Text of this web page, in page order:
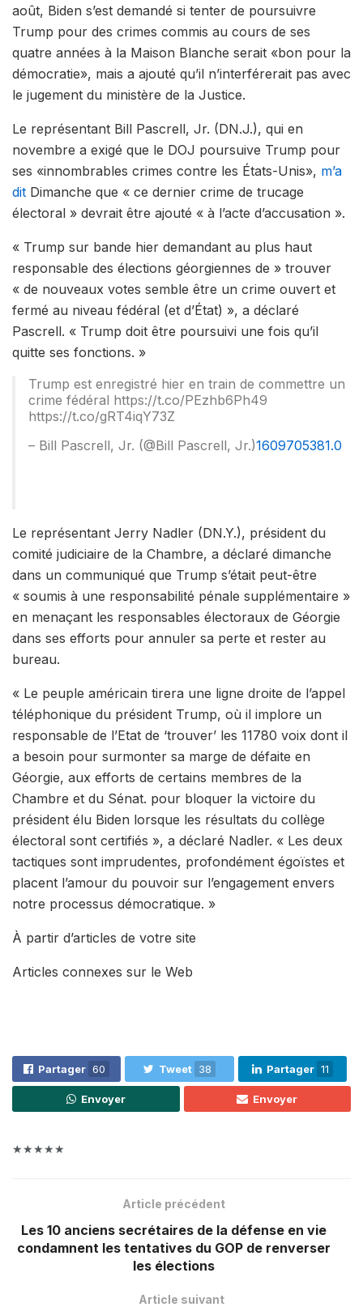
août, Biden s’est demandé si tenter de poursuivre
Trump pour des crimes commis au cours de ses
quatre années à la Maison Blanche serait «bon pour la
démocratie», mais a ajouté qu’il n’interférerait pas avec
le jugement du ministère de la Justice.
Le représentant Bill Pascrell, Jr. (DN.J.), qui en
novembre a exigé que le DOJ poursuive Trump pour
ses «innombrables crimes contre les États-Unis», m’a
dit Dimanche que « ce dernier crime de trucage
électoral » devrait être ajouté « à l’acte d’accusation ».
« Trump sur bande hier demandant au plus haut
responsable des élections géorgiennes de » trouver
« de nouveaux votes semble être un crime ouvert et
fermé au niveau fédéral (et d’État) », a déclaré
Pascrell. « Trump doit être poursuivi une fois qu’il
quitte ses fonctions. »
Trump est enregistré hier en train de commettre un
crime fédéral https://t.co/PEzhb6Ph49 ​​
https://t.co/gRT4iqY73Z
– Bill Pascrell, Jr. (@Bill Pascrell, Jr.)1609705381.0
Le représentant Jerry Nadler (DN.Y.), président du
comité judiciaire de la Chambre, a déclaré dimanche
dans un communiqué que Trump s’était peut-être
« soumis à une responsabilité pénale supplémentaire »
en menaçant les responsables électoraux de Géorgie
dans ses efforts pour annuler sa perte et rester au
bureau.
« Le peuple américain tirera une ligne droite de l’appel
téléphonique du président Trump, où il implore un
responsable de l’Etat de ‘trouver’ les 11780 voix dont il
a besoin pour surmonter sa marge de défaite en
Géorgie, aux efforts de certains membres de la
Chambre et du Sénat. pour bloquer la victoire du
président élu Biden lorsque les résultats du collège
électoral sont certifiés », a déclaré Nadler. « Les deux
tactiques sont imprudentes, profondément égoïstes et
placent l’amour du pouvoir sur l’engagement envers
notre processus démocratique. »
À partir d’articles de votre site
Articles connexes sur le Web
Partager 60 Tweet 38 Partager 11
Envoyer Envoyer
★★★★★
Article précédent
Les 10 anciens secrétaires de la défense en vie
condamnent les tentatives du GOP de renverser
les élections
Article suivant